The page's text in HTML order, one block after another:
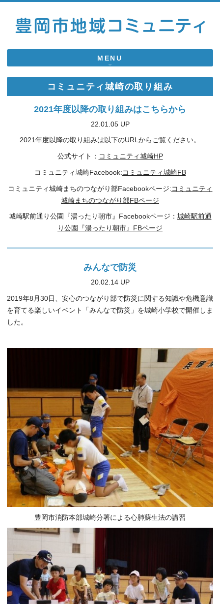
MENU
コミュニティ城崎の取り組み
2021年度以降の取り組みはこちらから
22.01.05 UP
2021年度以降の取り組みは以下のURLからご覧ください。
公式サイト： コミュニティ城崎HP
コミュニティ城崎Facebook:コミュニティ城崎FB
コミュニティ城崎まちのつながり部Facebookページ:コミュニティ
城崎まちのつながり部FBページ
城崎駅前通り公園『湯ったり朝市』Facebookページ： 城崎駅前通
り公園『湯ったり朝市』FBページ
みんなで防災
20.02.14 UP
2019年8月30日、安心のつながり部で防災に関する知識や危機意識
を育てる楽しいイベント「みんなで防災」を城崎小学校で開催しま
した。
豊岡市消防本部城崎分署による心肺蘇生法の講習